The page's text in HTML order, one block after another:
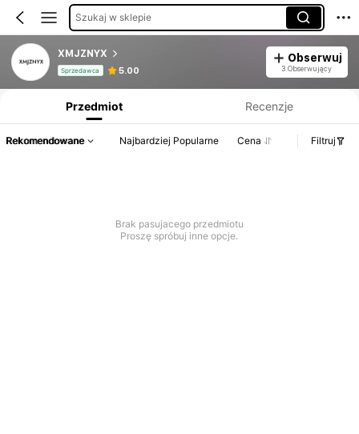
Szukaj w sklepie
XMJZNYX
Sprzedawca 5.00
Obserwuj
3 Obserwujący
Przedmiot Recenzje
Rekomendowane Najbardziej Popularne Cena Filtruj
Brak pasujacego przedmiotu
Proszę spróbuj inne opcje.